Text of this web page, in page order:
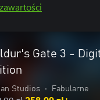
Gate 3 -
Studios • Fabularne